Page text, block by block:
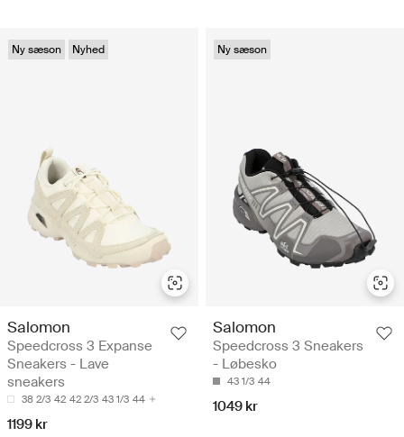
Ny sæson Nyhed
Salomon
Speedcross 3 Expanse
Sneakers - Lave
sneakers
38 2/3 42 42 2/3 43 1/3 44
1199 kr
Ny sæson
Salomon
Speedcross 3 Sneakers
- Løbesko
43 1/3 44
1049 kr